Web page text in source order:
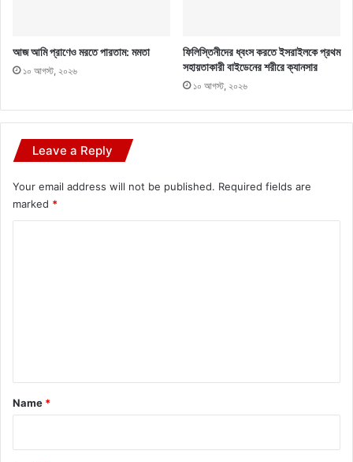
আজ আমি প্রাণেও মরতে পারতাম: মমতা
১০ আগস্ট, ২০২৬
ফিলিস্তিনীদের ধ্বংস করতে ইসরাইলকে প্রথম
সহায়তাকারী বাইডেনের শরীরে ক্যানসার
১০ আগস্ট, ২০২৬
Leave a Reply
Your email address will not be published. Required fields are
marked *
*
Name *